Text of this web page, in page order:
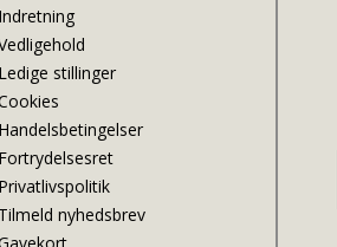
Indretning
Ledige stillinger
Handelsbetingelser
Fortrydelsesret
Privatlivspolitik
Tilmeld nyhedsbrev